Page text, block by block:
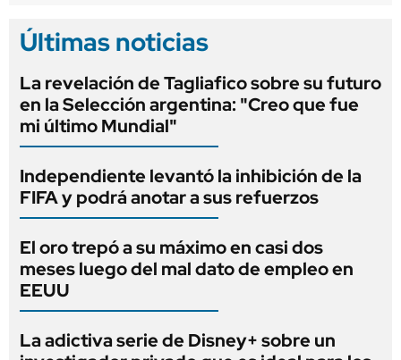
Últimas noticias
La revelación de Tagliafico sobre su futuro
en la Selección argentina: "Creo que fue
mi último Mundial"
Independiente levantó la inhibición de la
FIFA y podrá anotar a sus refuerzos
El oro trepó a su máximo en casi dos
meses luego del mal dato de empleo en
EEUU
La adictiva serie de Disney+ sobre un